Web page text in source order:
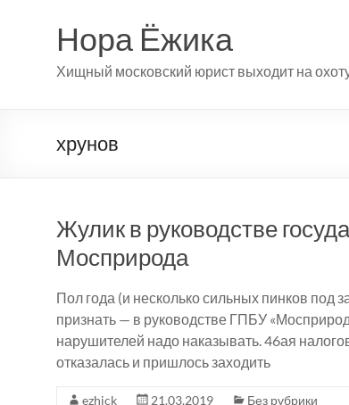
содержимомуНора Ёжика
Хищный московский юрист выходит на
хрунов
Жулик в руководстве
Мосприрода
Пол года (и несколько сильных пинков под
признать — в руководстве ГПБУ
нарушителей надо наказывать. 46ая
отказалась и пришлось заходить
ezhick 21.03.2019 Без рубрики